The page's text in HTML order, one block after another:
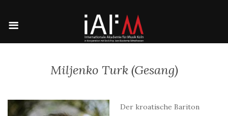
Miljenko Turk (Gesang)
Der kroatische Bariton